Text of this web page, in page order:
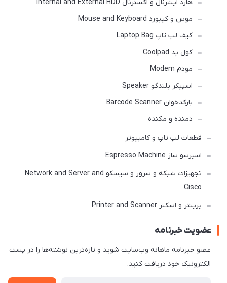
هارد اینترنال و اکسترنال Internal and External HDD
موس و کیبورد Mouse and Keyboard
کیف لپ تاپ Laptop Bag
کول پد Coolpad
مودم Modem
اسپیکر بلندگو Speaker
بارکدخوان Barcode Scanner
دمنده و مکنده
قطعات لپ تاپ و کامپیوتر
اسپرسو ساز Espresso Machine
تجهیزات شبکه و سرور و سیسکو Network and Server and
Cisco
پرینتر و اسکنر Printer and Scanner
عضویت خبرنامه
عضو خبرنامه ماهانه وب‌سایت شوید و تازه‌ترین نوشته‌ها را در پست
الکترونیک خود دریافت کنید.